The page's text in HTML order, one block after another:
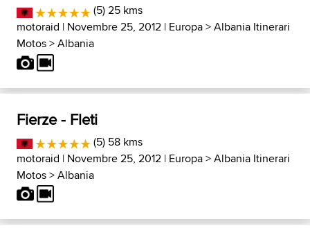
(5) 25 kms
motoraid | Novembre 25, 2012 | Europa>Albania Itinerari
Motos>Albania
Fierze - Fleti
(5) 58 kms
motoraid | Novembre 25, 2012 | Europa>Albania Itinerari
Motos>Albania